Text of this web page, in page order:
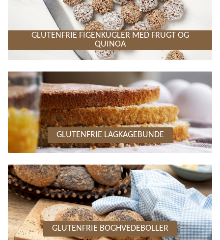
GLUTENFRIE FIGENKUGLER MED FRUGT OG
QUINOA
GLUTENFRIE LAGKAGEBUNDE
GLUTENFRIE BOGHVEDEBOLLER